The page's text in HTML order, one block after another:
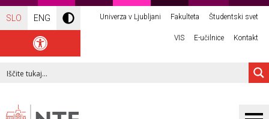
SLO ENG Univerza v Ljubljani Fakulteta Študentski svet
VIS E-učilnice Kontakt